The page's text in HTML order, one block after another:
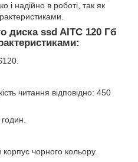
і надійно в роботі, так як
диска ssd AITC 120 Гб
читання відповідно: 450
чорного кольору.